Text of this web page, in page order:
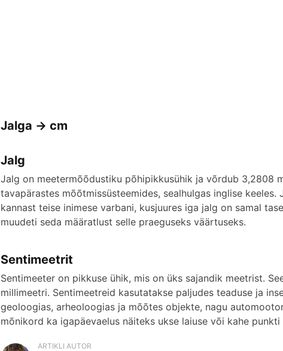
Jalga -> cm
Jalg
Jalg on meetermõõdustiku põhipikkusühik ja võrdub 3,2808
tavapärastes mõõtmissüsteemides, sealhulgas inglise
kannast teise inimese varbani, kusjuures iga jalg on samal
muudeti seda määratlust selle praeguseks väärtuseks.
Sentimeetrit
Sentimeeter on pikkuse ühik, mis on üks sajandik meetrist.
millimeetri. Sentimeetreid kasutatakse paljudes teaduse ja
geoloogias, arheoloogias ja mõõtes objekte, nagu
mõnikord ka igapäevaelus näiteks ukse laiuse või kahe
ARTIKLI AUTOR